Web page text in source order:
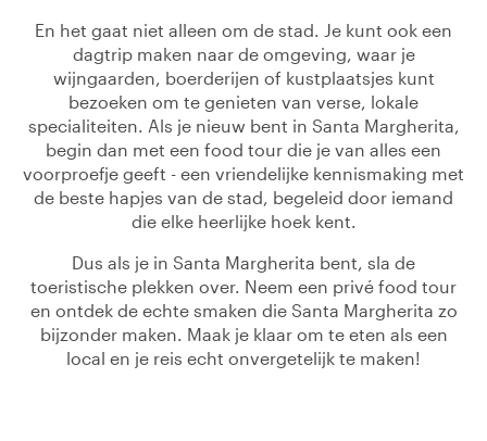
En het gaat niet alleen om de stad. Je kunt ook een
dagtrip maken naar de omgeving, waar je
wijngaarden, boerderijen of kustplaatsjes kunt
bezoeken om te genieten van verse, lokale
specialiteiten. Als je nieuw bent in Santa Margherita,
begin dan met een food tour die je van alles een
voorproefje geeft - een vriendelijke kennismaking met
de beste hapjes van de stad, begeleid door iemand
die elke heerlijke hoek kent.
Dus als je in Santa Margherita bent, sla de
toeristische plekken over. Neem een privé food tour
en ontdek de echte smaken die Santa Margherita zo
bijzonder maken. Maak je klaar om te eten als een
local en je reis echt onvergetelijk te maken!